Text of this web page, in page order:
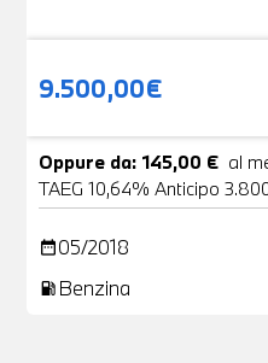
9.500,00€
Oppure da: 145,00 € al
TAEG 10,64% Anticipo
date_range05/2018
local_gas_station Benzina